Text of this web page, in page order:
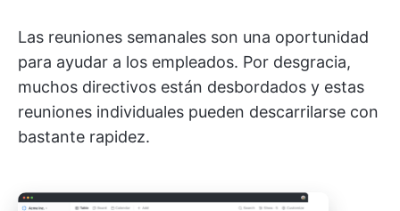
Las reuniones semanales son una oportunidad
para ayudar a los empleados. Por desgracia,
muchos directivos están desbordados y estas
reuniones individuales pueden descarrilarse con
bastante rapidez.